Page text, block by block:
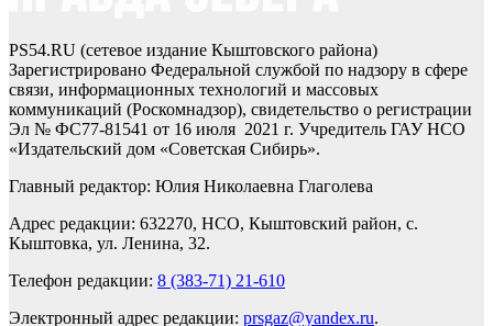
PS54.RU (сетевое издание Кыштовского района)
Зарегистрировано Федеральной службой по надзору в сфере
связи, информационных технологий и массовых
коммуникаций (Роскомнадзор), свидетельство о регистрации
Эл № ФС77-81541 от 16 июля 2021 г. Учредитель ГАУ НСО
«Издательский дом «Советская Сибирь».
Главный редактор: Юлия Николаевна Глаголева
Адрес редакции: 632270, НСО, Кыштовский район, с.
Кыштовка, ул. Ленина, 32.
Телефон редакции: 8 (383-71) 21-610
Электронный адрес редакции: prsgaz@yandex.ru.